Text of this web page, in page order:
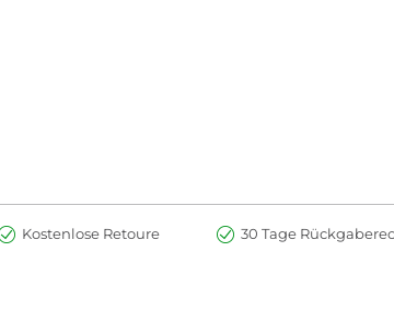
Kostenlose Retoure 30 Tage